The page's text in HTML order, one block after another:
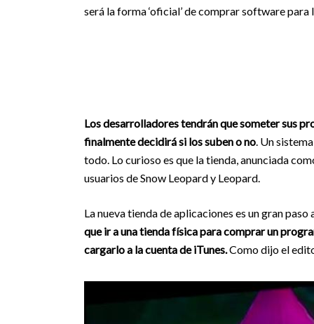
será la forma ‘oficial’ de comprar software
Los desarrolladores tendrán que someter sus
finalmente decidirá si los suben o no. Un
todo. Lo curioso es que la tienda, anunciada
usuarios de Snow Leopard y Leopard.
La nueva tienda de aplicaciones es un gran
que ir a una tienda física para comprar un
cargarlo a la cuenta de iTunes.Como dijo el